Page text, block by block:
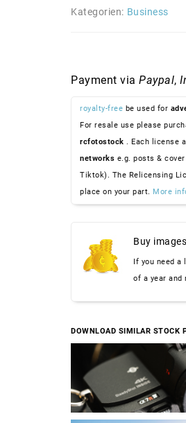
Kategorien: Business
Payment via Paypal,
royalty-free be used for
For resale use please
rcfotostock . Each license
networks e.g. posts &
Tiktok). The Relicensing
place on your part. More
Buy
If you need a
of a year and
DOWNLOAD SIMILAR STOCK